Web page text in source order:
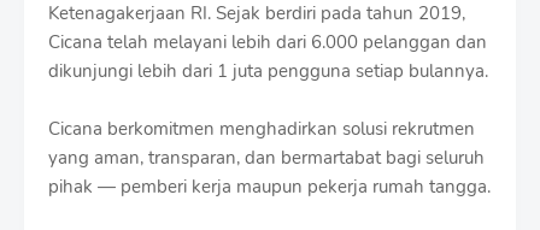
Ketenagakerjaan RI. Sejak berdiri pada tahun 2019,
Cicana telah melayani lebih dari 6.000 pelanggan dan
dikunjungi lebih dari 1 juta pengguna setiap bulannya.
Cicana berkomitmen menghadirkan solusi rekrutmen
yang aman, transparan, dan bermartabat bagi seluruh
pihak — pemberi kerja maupun pekerja rumah tangga.